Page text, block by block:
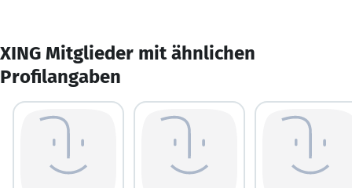
XING Mitglieder mit ähnlichen
Profilangaben